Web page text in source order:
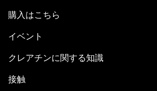
購入はこちら
イベント
クレアチンに関する知識
接触